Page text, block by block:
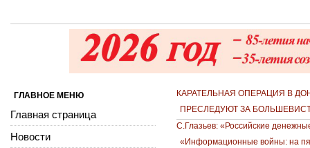
КАРАТЕЛЬНАЯ ОПЕРАЦИЯ В
ПРЕСЛЕДУЮТ ЗА
С.Глазьев: «Российские
«Информационные войны: на
ГЛАВНОЕ МЕНЮ
Главная страница
Новости